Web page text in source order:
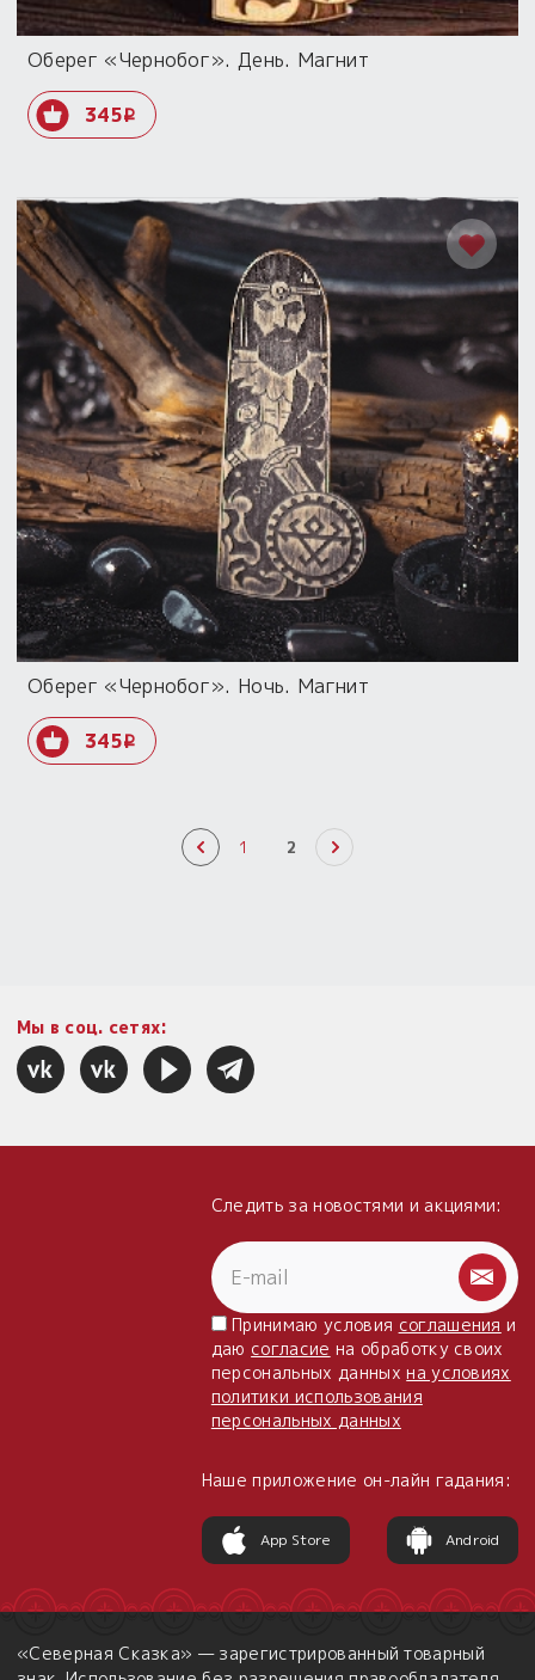
Оберег «Чернобог». День. Магнит
345i
Оберег «Чернобог». Ночь. Магнит
345i
1 2
Мы в соц. сетях:
Следить за новостями и акциями:
Принимаю условия соглашения и
даю согласие на обработку своих
персональных данныхна условиях
политики использования
персональных данных
Наше приложение он-лайн гадания:
App Store Android
«Северная Сказка» — зарегистрированный товарный